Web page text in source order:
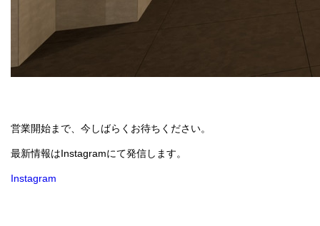
営業開始まで、今しばらくお待ちください。
最新情報はInstagramにて発信します。
Instagram